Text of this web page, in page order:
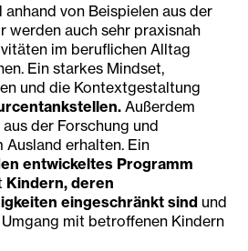
von Beispielen aus der
werden auch sehr praxisnah
im beruflichen Alltag
Ein starkes Mindset,
und die Kontextgestaltung
Außerdem
der Forschung und
erhalten. Ein
entwickeltes Programm
Kindern, deren
eingeschränkt sind und
mit betroffenen Kindern